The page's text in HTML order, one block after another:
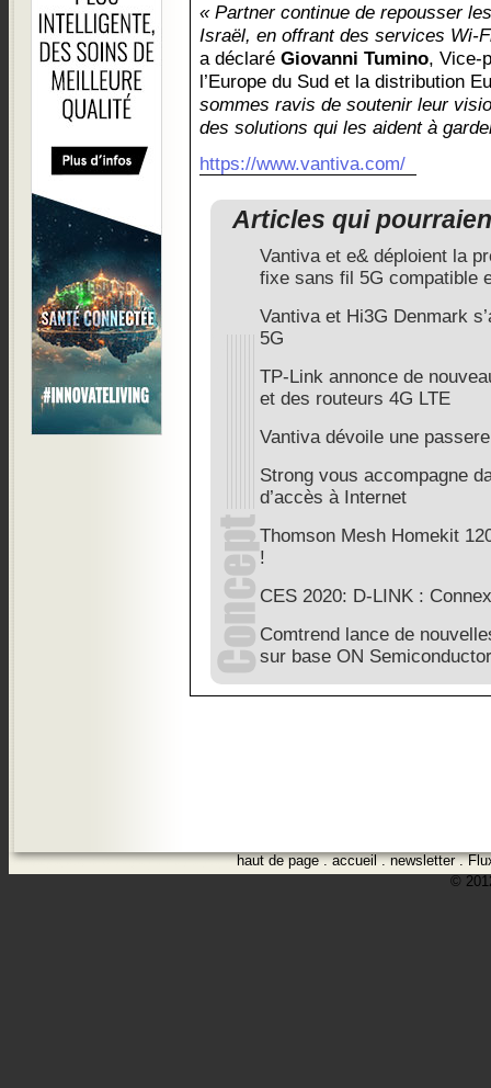
« Partner continue de repousser
Israël, en offrant des services Wi-
a déclaré Giovanni Tumino, Vice-
l’Europe du Sud et la distribution
sommes ravis de soutenir leur
des solutions qui les aident à
https://www.vantiva.com/
Articles qui
Vantiva et e& déploient la
fixe sans fil 5G compatible
Vantiva et Hi3G Denmark
5G
TP-Link annonce de
et des routeurs 4G LTE
Vantiva dévoile une
Strong vous accompagne
d’accès à Internet
Thomson Mesh Homekit
!
CES 2020: D-LINK :
Comtrend lance de
sur base ON Semiconductor
haut de page.accueil.newsletter.
©